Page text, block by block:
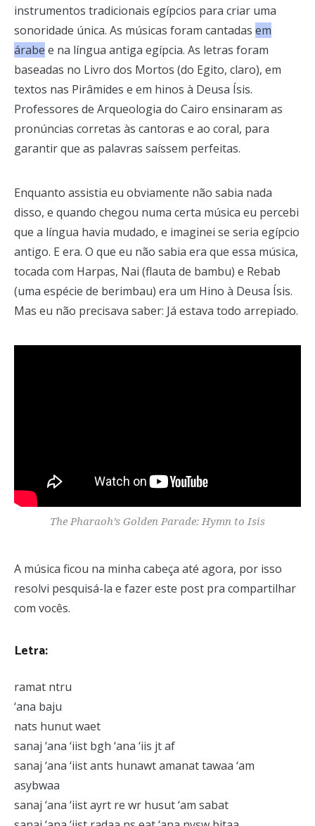
instrumentos tradicionais egípcios para criar uma
sonoridade única. As músicas foram cantadas em
árabe e na língua antiga egípcia. As letras foram
baseadas no Livro dos Mortos (do Egito, claro), em
textos nas Pirâmides e em hinos à Deusa Ísis.
Professores de Arqueologia do Cairo ensinaram as
pronúncias corretas às cantoras e ao coral, para
garantir que as palavras saíssem perfeitas.
Enquanto assistia eu obviamente não sabia nada
disso, e quando chegou numa certa música eu percebi
que a língua havia mudado, e imaginei se seria egípcio
antigo. E era. O que eu não sabia era que essa música,
tocada com Harpas, Nai (flauta de bambu) e Rebab
(uma espécie de berimbau) era um Hino à Deusa Ísis.
Mas eu não precisava saber: Já estava todo arrepiado.
The Pharaoh’s Golden Parade: Hymn to Isis
A música ficou na minha cabeça até agora, por isso
resolvi pesquisá-la e fazer este post pra compartilhar
com vocês.
Letra:
ramat ntru
‘ana baju
nats hunut waet
sanaj ‘ana ‘iist bgh ‘ana ‘iis jt af
sanaj ‘ana ‘iist ants hunawt amanat tawaa ‘am
asybwaa
sanaj ‘ana ‘iist ayrt re wr husut ‘am sabat